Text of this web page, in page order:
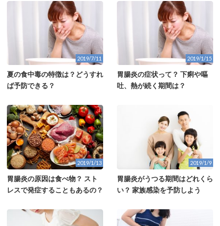
2019/7/11
夏の食中毒の特徴は？どうすれ
ば予防できる？
2019/1/15
胃腸炎の症状って？ 下痢や嘔
吐、熱が続く期間は？
2019/1/13
胃腸炎の原因は食べ物？ スト
レスで発症することもあるの？
2019/1/9
胃腸炎がうつる期間はどれくら
い？ 家族感染を予防しよう